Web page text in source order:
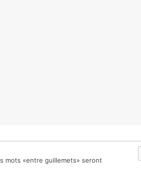
mots «entre guillemets» seront